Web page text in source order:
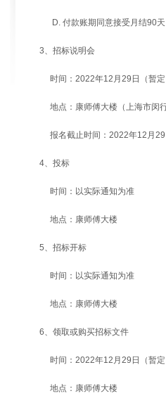
D. 付款账期同意接受月结90天
3、招标说明会
时间：2022年12月29日（暂定
地点：康师傅大楼（上海市闵
报名截止时间：2022年12月
4、投标
时间：以实际通知为准
地点：康师傅大楼
5、招标开标
时间：以实际通知为准
地点：康师傅大楼
6、领取或购买招标文件
时间：2022年12月29日（暂定
地点：康师傅大楼